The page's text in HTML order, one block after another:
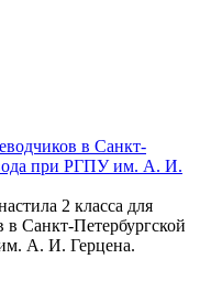
в Санкт-
при РГПУ им. А. И.
2 класса для
Санкт-Петербургской
А. И. Герцена.